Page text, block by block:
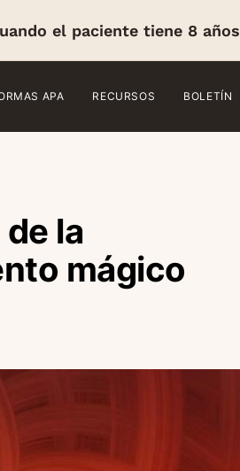
el paciente tiene 8 años
APA RECURSOS BOLETÍN
la
mágico